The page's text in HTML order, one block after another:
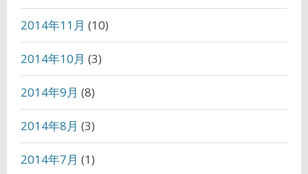
2014年11月 (10)
2014年10月 (3)
2014年9月 (8)
2014年8月 (3)
2014年7月 (1)